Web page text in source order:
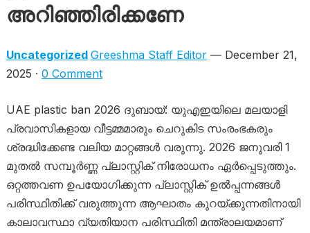
അറിഞ്ഞിരിക്കണേ
Uncategorized Greeshma Staff Editor— December 21,
2025 · 0 Comment
UAE plastic ban 2026 ദുബായ്: യുഎഇയിലെ മലയാളി
പ്രവാസികളായ വീട്ടമ്മമാരും ചെറുകിട സംരംഭകരും
ശ്രദ്ധിക്കേണ്ട വലിയ മാറ്റങ്ങൾ വരുന്നു. 2026 ജനുവരി 1
മുതൽ സമ്പൂർണ്ണ പ്ലാസ്റ്റിക് നിരോധനം ഏർപ്പെടുത്തും.
ഒറ്റത്തവണ ഉപയോഗിക്കുന്ന പ്ലാസ്റ്റിക് ഉൽപ്പന്നങ്ങൾ
പരിസ്ഥിതിക്ക് വരുത്തുന്ന ആഘാതം കുറയ്ക്കുന്നതിനായി
കാലാവസ്ഥാ വ്യതിയാന പരിസ്ഥിതി മന്ത്രാലയമാണ്